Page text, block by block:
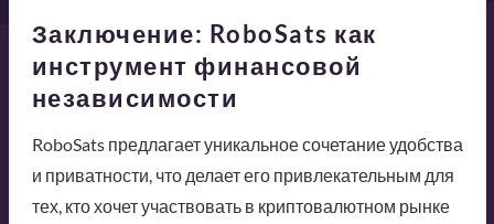
Заключение: RoboSats как
инструмент финансовой
независимости
RoboSats предлагает уникальное сочетание удобства
и приватности, что делает его привлекательным для
тех, кто хочет участвовать в криптовалютном рынке